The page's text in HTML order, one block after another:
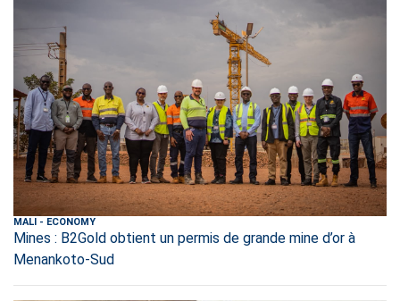
MALI - ECONOMY
Mines : B2Gold obtient un permis de grande mine d’or à
Menankoto-Sud